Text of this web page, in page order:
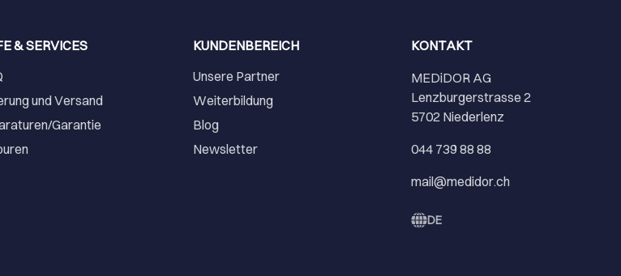
& SERVICES
und Versand
Garantie
KUNDENBEREICH
Unsere Partner
Weiterbildung
Blog
Newsletter
KONTAKT
MEDiDOR AG
Lenzburgerstrasse 2
5702 Niederlenz
044 739 88 88
mail@medidor.ch
DE